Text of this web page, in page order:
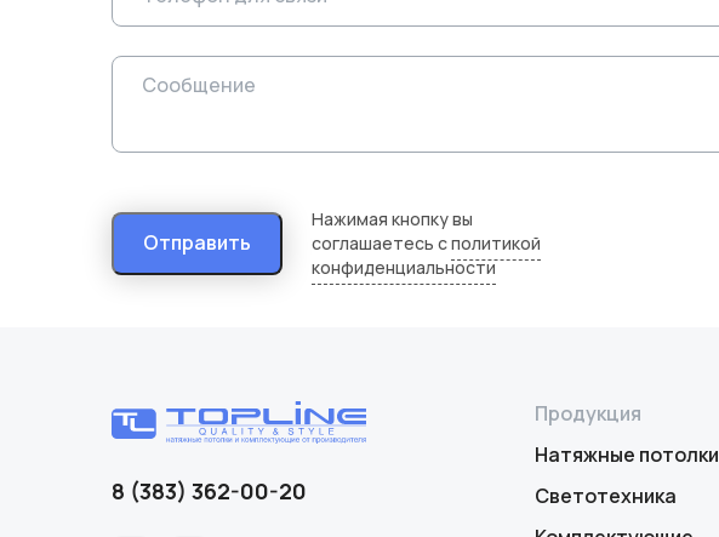
Отправить
Нажимая кнопку вы
соглашаетесь сполитикой
конфиденциальности
8 (383) 362-00-20
Продукция
Натяжные потолки
Светотехника